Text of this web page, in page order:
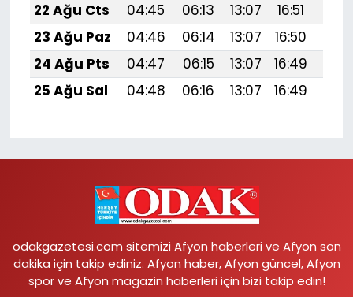
22 Ağu Cts
04:45 06:13 13:07 16:51
23 Ağu Paz
04:46 06:14 13:07 16:50
24 Ağu Pts
04:47 06:15 13:07 16:49
25 Ağu Sal
04:48 06:16 13:07 16:49
odakgazetesi.com sitemizi Afyon haberleri ve Afyon son
dakika için takip ediniz. Afyon haber, Afyon güncel, Afyon
spor ve Afyon magazin haberleri için bizi takip edin!